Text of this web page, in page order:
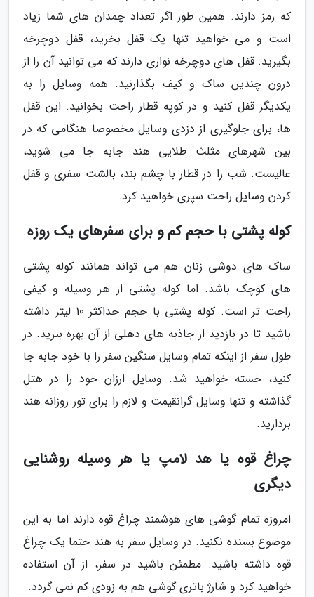
که رمز دارند. همین طور اگر تعداد چمدان های شما زیاد
است و می خواهید تنها یک قفل بخرید، قفل دوچرخه
بگیرید. قفل های دوچرخه نواری دارند که می توانید آن را از
درون چندین ساک و کیف بگذارنید. همه وسایل را به
یکدیگر قفل کنید و در کوپه قطار راحت بخوانید. این قفل
ها، برای جلوگیری از دزدی وسایل مخصوصا هنگامی که در
بین شهرهای مثلث طلایی هند جابه جا می شوید،
عالیست. شب را در قطار با چشم بند، بالشت سفری و قفل
کردن وسایل راحت سپری خواهید کرد.
کوله پشتی با حجم کم و برای سفرهای یک روزه
ساک های دوشی زنان هم می تواند همانند کوله پشتی
های کوچک باشد. اما کوله پشتی از هر وسیله و کیفی
راحت تر است. کوله پشتی با حجم حداکثر 10 لیتر داشته
باشید تا در بازدید از جاذبه های دهلی از آن بهره ببرید. در
طول سفر از اینکه تمام وسایل سنگین سفر را با خود جابه جا
کنید، خسته خواهید شد. وسایل ارزان خود را در هتل
گذاشته و تنها وسایل گرانقیمت و لازم را برای تور روزانه هند
بردارید.
چراغ قوه یا هد لامپ یا هر وسیله روشنایی
دیگری
امروزه تمام گوشی های هوشمند چراغ قوه دارند اما به این
موضوع بسنده نکنید. در وسایل سفر به هند حتما یک چراغ
قوه داشته باشید. مطمئن باشید در سفر، از آن استفاده
خواهید کرد و شارژ باتری گوشی هم به زودی کم نمی گردد.